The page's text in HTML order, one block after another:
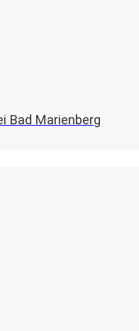
Bad Marienberg